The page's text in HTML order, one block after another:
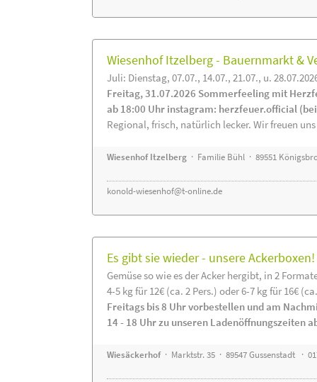
Wiesenhof Itzelberg - Bauernmarkt &
Juli: Dienstag, 07.07., 14.07., 21.07., u.
Freitag, 31.07.2026 Sommerfeeling mit
ab 18:00 Uhr instagram: herzfeuer.official
Regional, frisch, natürlich lecker. Wir freuen
Wiesenhof Itzelberg · Familie Bühl · 89551
konold-wiesenhof@t-online.de
Es gibt sie wieder - unsere Ackerboxen!
Gemüse so wie es der Acker hergibt, in 2
4-5 kg für 12€ (ca. 2 Pers.) oder 6-7 kg für 16€
Freitags bis 8 Uhr vorbestellen und am
14 - 18 Uhr zu unseren Ladenöffnungszeiten
Wiesäckerhof· Marktstr. 35 · 89547 Gussenstadt ·